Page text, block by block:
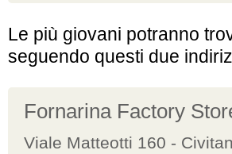
Le più giovani potranno
seguendo questi due
Fornarina Factory
Viale Matteotti 160 -